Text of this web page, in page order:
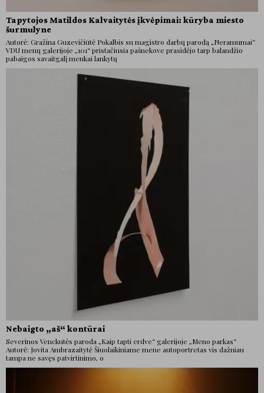
Tapytojos Matildos Kalvaitytės įkvėpimai: kūryba miesto
šurmulyne
Autorė: Gražina Guzevičiūtė Pokalbis su magistro darbų parodą „Neramumai“
VDU menų galerijoje „101“ pristačiusia pašnekove prasidėjo tarp balandžio
pabaigos savaitgalį menkai lankytų
Nebaigto „aš“ kontūrai
Severinos Venckutės paroda „Kaip tapti erdve“ galerijoje „Meno parkas“
Autorė: Jovita Ambrazaitytė Šiuolaikiniame mene autoportretas vis dažniau
tampa ne savęs patvirtinimo, o